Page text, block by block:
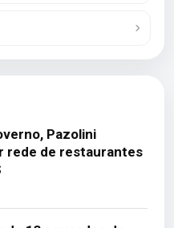
Pazolini
rede de restaurantes